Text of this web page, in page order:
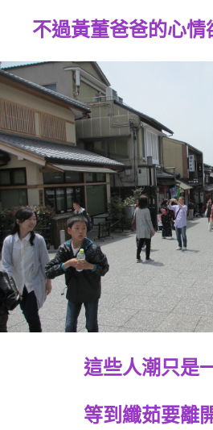
不過黃董爸爸的心情
這些人潮只是
等到纖茹要離